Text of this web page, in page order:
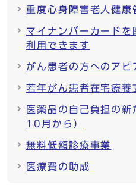
重度心身障害老人健康
マイナンバーカードを
利用できます
がん患者の方へのア
若年がん患者在宅療養
医薬品の自己負担の
10月から）
無料低額診療事業
医療費の助成